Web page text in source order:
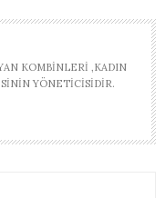
KOMBINLERI ,KADIN
YÖNETICISIDIR.